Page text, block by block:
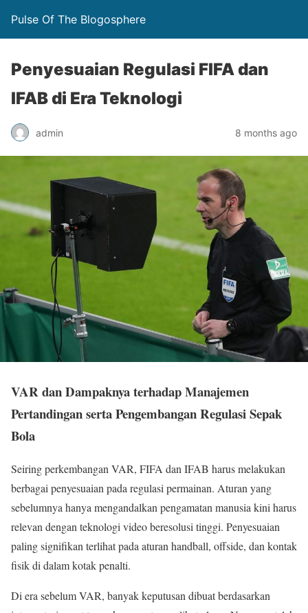
Pulse Of The Blogosphere
Penyesuaian Regulasi FIFA dan
IFAB di Era Teknologi
admin 8 months ago
VAR dan Dampaknya terhadap Manajemen
Pertandingan serta Pengembangan Regulasi Sepak
Bola
Seiring perkembangan VAR, FIFA dan IFAB harus melakukan
berbagai penyesuaian pada regulasi permainan. Aturan yang
sebelumnya hanya mengandalkan pengamatan manusia kini harus
relevan dengan teknologi video beresolusi tinggi. Penyesuaian
paling signifikan terlihat pada aturan handball, offside, dan kontak
fisik di dalam kotak penalti.
Di era sebelum VAR, banyak keputusan dibuat berdasarkan